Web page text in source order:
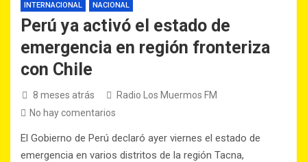
INTERNACIONAL NACIONAL
Perú ya activó el estado de
emergencia en región fronteriza
con Chile
8 meses atrás
Radio Los Muermos FM
No hay comentarios
El Gobierno de Perú declaró ayer viernes el estado de
emergencia en varios distritos de la región Tacna,